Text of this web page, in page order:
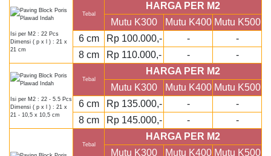
Isi per M2 : 22 Pcs
Dimensi ( p x l ) : 21 x
21 cm
Tebal
HARGA PER M2
Mutu K300
Mutu K400 Mutu K500
6 cm
Rp 100.000,- -
-
8 cm
Rp 110.000,- - -
Isi per M2 : 22 - 5.5 Pcs
Dimensi ( p x l ) : 21 x
21 - 10,5 x 10,5 cm
Tebal
HARGA PER M2
Mutu K300
Mutu K400 Mutu K500
6 cm
Rp 135.000,- -
-
8 cm
Rp 145.000,- - -
Tebal
HARGA PER M2
Mutu K300
Mutu K400 Mutu K500